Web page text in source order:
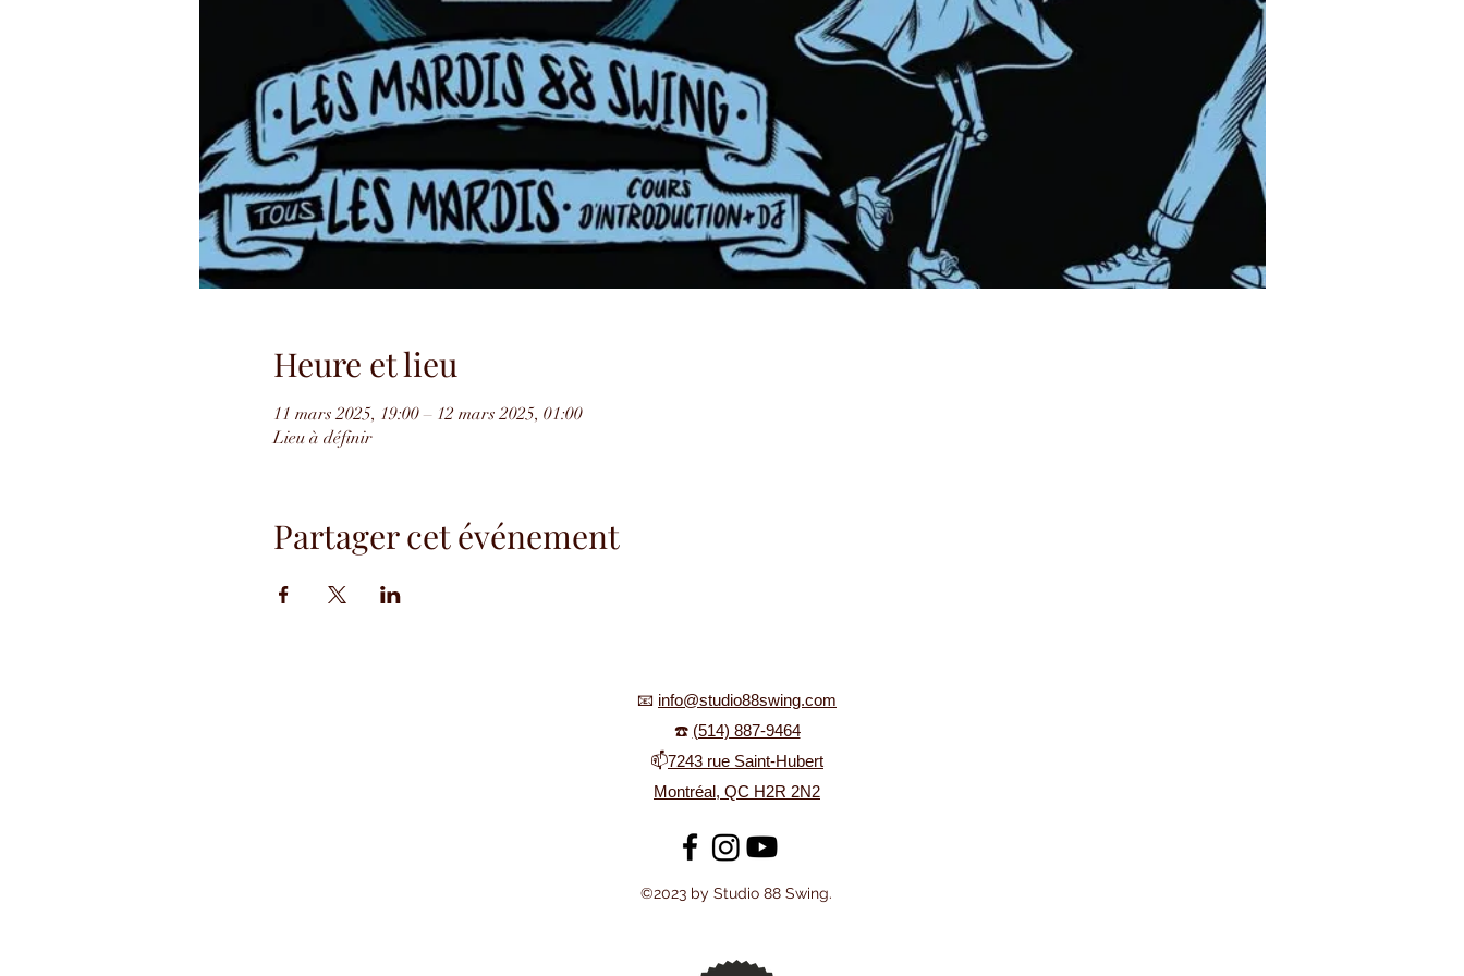
Heure et lieu
11 mars 2025, 19:00 – 12 mars 2025, 01:00
Lieu à définir
Partager cet événement
📧 info@studio88swing.com
☎️ (514) 887-9464
📫7243 rue Saint-Hubert
Montréal, QC H2R 2N2
©2023 by Studio 88 Swing.